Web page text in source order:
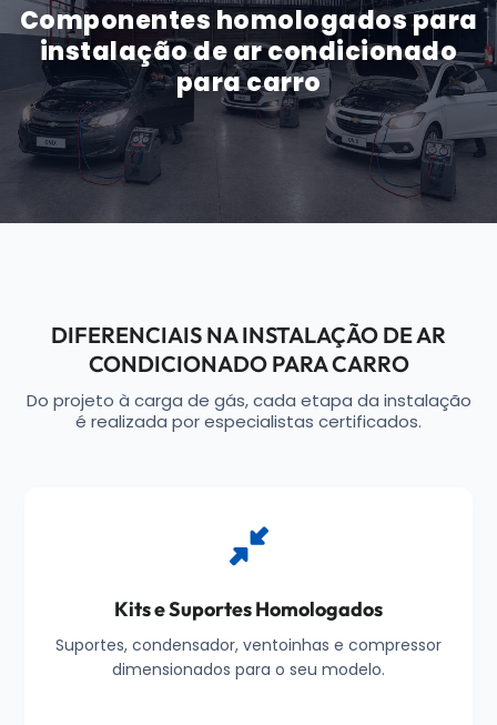
Componentes homologados para
instalação de ar condicionado
para carro
DIFERENCIAIS NA INSTALAÇÃO DE AR
CONDICIONADO PARA CARRO
Do projeto à carga de gás, cada etapa da instalação
é realizada por especialistas certificados.
Kits e Suportes Homologados
Suportes, condensador, ventoinhas e compressor
dimensionados para o seu modelo.